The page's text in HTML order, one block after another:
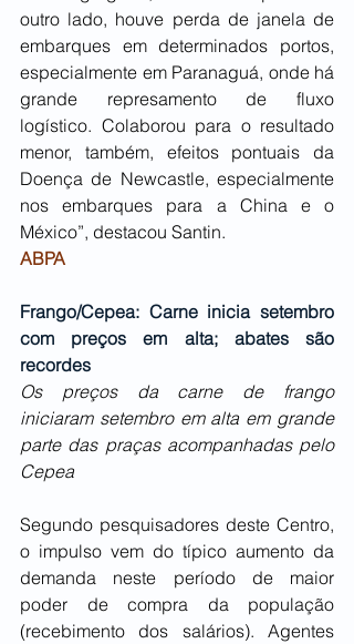
outro lado, houve perda de janela de
embarques em determinados portos,
especialmente em Paranaguá, onde há
grande represamento de fluxo
logístico. Colaborou para o resultado
menor, também, efeitos pontuais da
Doença de Newcastle, especialmente
nos embarques para a China e o
México”, destacou Santin.
ABPA
Frango/Cepea: Carne inicia setembro
com preços em alta; abates são
recordes
Os preços da carne de frango
iniciaram setembro em alta em grande
parte das praças acompanhadas pelo
Cepea
Segundo pesquisadores deste Centro,
o impulso vem do típico aumento da
demanda neste período de maior
poder de compra da população
(recebimento dos salários). Agentes